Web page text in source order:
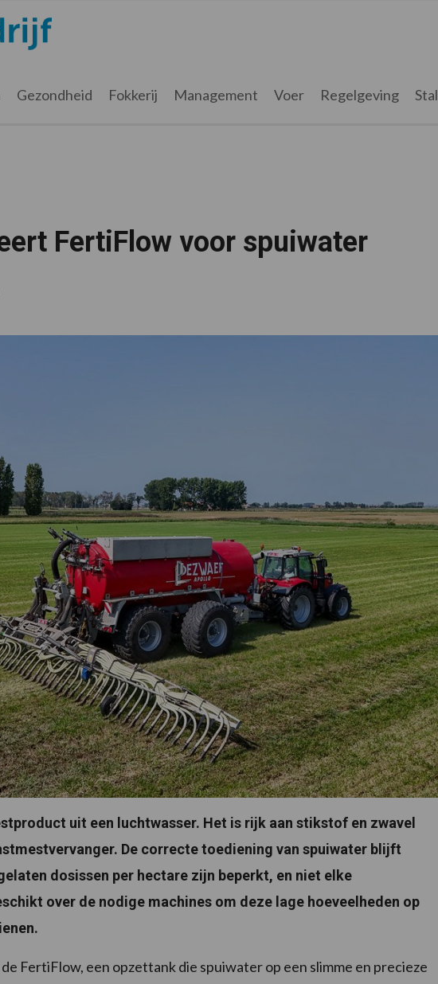
Gezondheid Fokkerij Management Voer Regelgeving Stal
FertiFlow voor spuiwater
uit een luchtwasser. Het is rijk aan stikstof en zwavel
De correcte toediening van spuiwater blijft
dosissen per hectare zijn beperkt, en niet elke
over de nodige machines om deze lage hoeveelheden op
FertiFlow, een opzettank die spuiwater op een slimme en precieze